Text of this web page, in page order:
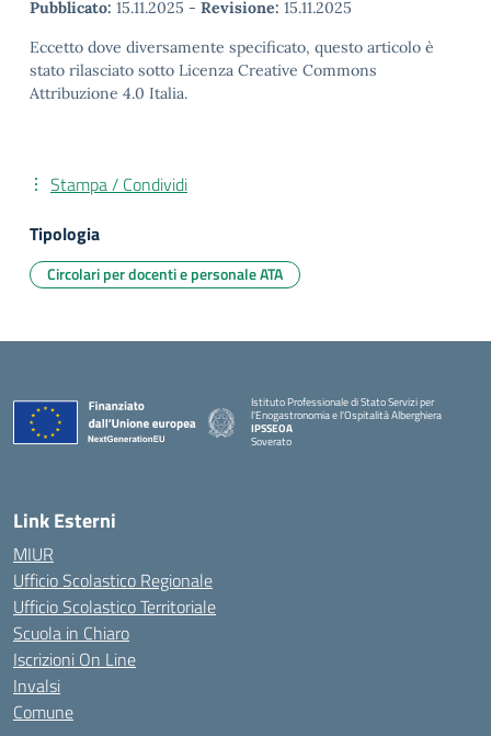
Pubblicato: 15.11.2025 - Revisione: 15.11.2025
Eccetto dove diversamente specificato, questo articolo è
stato rilasciato sotto Licenza Creative Commons
Attribuzione 4.0 Italia.
Stampa / Condividi
Tipologia
Circolari per docenti e personale ATA
Istituto Professionale di Stato Servizi per
l'Enogastronomia e l'Ospitalità Alberghiera
IPSSEOA
Soverato
Link Esterni
MIUR
Ufficio Scolastico Regionale
Ufficio Scolastico Territoriale
Scuola in Chiaro
Iscrizioni On Line
Invalsi
Comune